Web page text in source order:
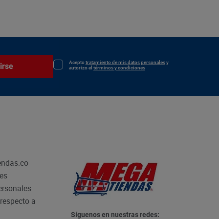
Aceptotratamiento de mis datos personalesy
autorizo el términos y condiciones
a
Síguenos en nuestras redes: